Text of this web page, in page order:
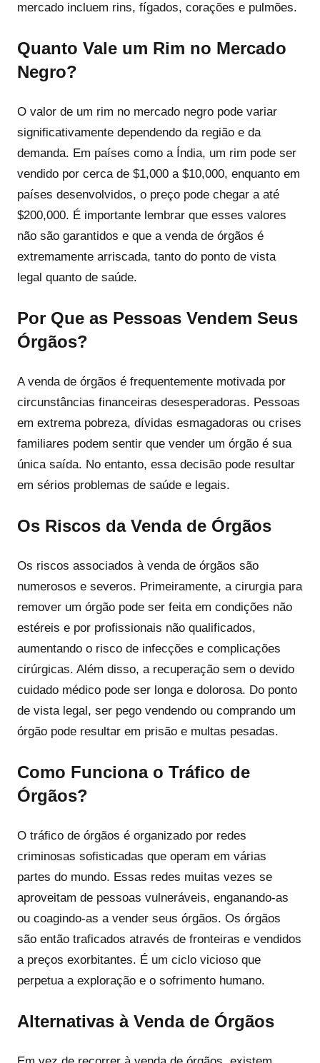
mercado incluem rins, fígados, corações e pulmões.
Quanto Vale um Rim no Mercado
Negro?
O valor de um rim no mercado negro pode variar
significativamente dependendo da região e da
demanda. Em países como a Índia, um rim pode ser
vendido por cerca de $1,000 a $10,000, enquanto em
países desenvolvidos, o preço pode chegar a até
$200,000. É importante lembrar que esses valores
não são garantidos e que a venda de órgãos é
extremamente arriscada, tanto do ponto de vista
legal quanto de saúde.
Por Que as Pessoas Vendem Seus
Órgãos?
A venda de órgãos é frequentemente motivada por
circunstâncias financeiras desesperadoras. Pessoas
em extrema pobreza, dívidas esmagadoras ou crises
familiares podem sentir que vender um órgão é sua
única saída. No entanto, essa decisão pode resultar
em sérios problemas de saúde e legais.
Os Riscos da Venda de Órgãos
Os riscos associados à venda de órgãos são
numerosos e severos. Primeiramente, a cirurgia para
remover um órgão pode ser feita em condições não
estéreis e por profissionais não qualificados,
aumentando o risco de infecções e complicações
cirúrgicas. Além disso, a recuperação sem o devido
cuidado médico pode ser longa e dolorosa. Do ponto
de vista legal, ser pego vendendo ou comprando um
órgão pode resultar em prisão e multas pesadas.
Como Funciona o Tráfico de
Órgãos?
O tráfico de órgãos é organizado por redes
criminosas sofisticadas que operam em várias
partes do mundo. Essas redes muitas vezes se
aproveitam de pessoas vulneráveis, enganando-as
ou coagindo-as a vender seus órgãos. Os órgãos
são então traficados através de fronteiras e vendidos
a preços exorbitantes. É um ciclo vicioso que
perpetua a exploração e o sofrimento humano.
Alternativas à Venda de Órgãos